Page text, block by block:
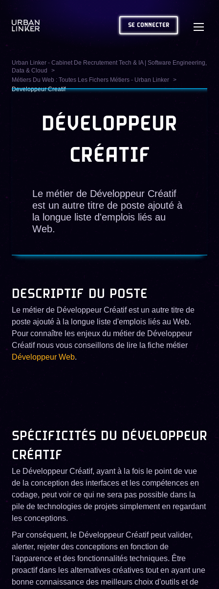
SE CONNECTER
Urban Linker - Cabinet De Recrutement Tech & IA | Software Engineering,
Data & Cloud
Métiers Du Web : Toutes Les Fichers Métiers - Urban Linker
Developpeur Creatif
DÉVELOPPEUR
CRÉATIF
Le métier de Développeur Créatif
est un autre titre de poste ajouté à
la longue liste d'emplois liés au
Web.
DESCRIPTIF DU POSTE
Le métier de Développeur Créatif est un autre titre de
poste ajouté à la longue liste d'emplois liés au Web.
Pour connaître les enjeux du métier de Développeur
Créatif nous vous conseillons de lire la fiche métier
Développeur Web.
SPÉCIFICITÉS DU DÉVELOPPEUR
CRÉATIF
Le Développeur Créatif, ayant à la fois le point de vue
de la conception des interfaces et les compétences en
codage, peut voir ce qui ne sera pas possible dans la
pile de technologies de projets simplement en regardant
les conceptions.
Par conséquent, le Développeur Créatif peut valider,
alerter, rejeter des conceptions en fonction de
l'apparence et des fonctionnalités techniques. Être
proactif dans les alternatives créatives tout en ayant une
bonne connaissance des meilleurs choix d'outils et de